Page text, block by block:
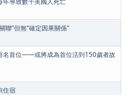
聯”但無“確定因果關係”
名首位——或將成為首位活到150歲者故
住宿